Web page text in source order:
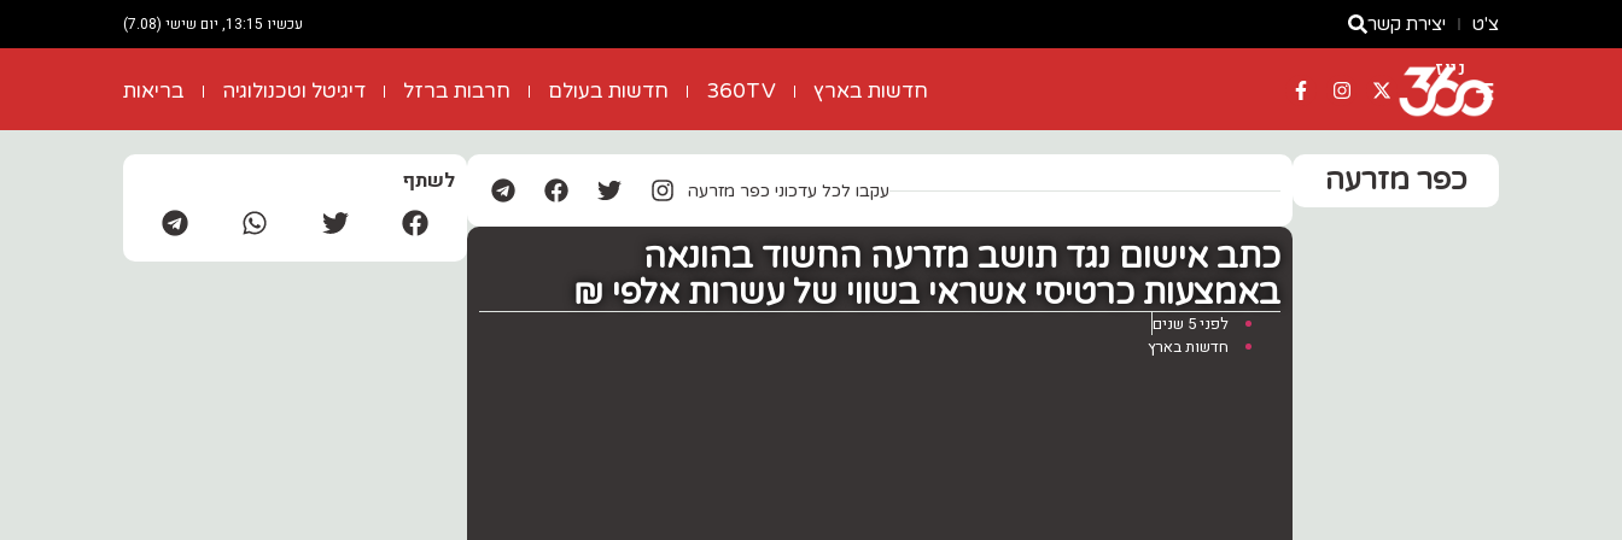
צ'ט יצירת קשר עכשיו 13:15, יום שישי (7.08)
ניוז
חדשות בארץ 360TV חדשות בעולם חרבות ברזל דיגיטל וטכנולוגיה בריאות
כפר מזרעה עקבו לכל עדכוני כפר מזרעה
כתב אישום נגד תושב מזרעה החשוד בהונאה
באמצעות כרטיסי אשראי בשווי של עשרות אלפי ₪
לפני 5 שנים
חדשות בארץ
לשתף